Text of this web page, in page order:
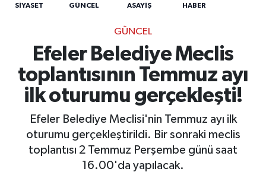
SİYASET GÜNCEL ASAYİŞ HABER
GÜNCEL
Efeler Belediye Meclis
toplantısının Temmuz ayı
ilk oturumu gerçekleşti!
Efeler Belediye Meclisi'nin Temmuz ayı ilk
oturumu gerçekleştirildi. Bir sonraki meclis
toplantısı 2 Temmuz Perşembe günü saat
16.00'da yapılacak.
BÜLTEN
ÇEVRE
DIŞ
DÜNYA
Süper Lig Puan Durumu ve Fikstür
Tüm Manşetler
Son Dakika Haberleri
Haber Arşivi